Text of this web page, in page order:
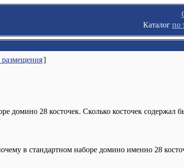
Каталог по
]
домино 28 косточек. Сколько косточек содержал
в стандартном наборе домино именно 28